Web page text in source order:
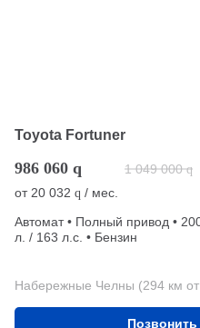
Toyota Fortuner
986 060 q 1 049 000 q
от 20 032 q / мес.
Автомат • Полный привод •
л. / 163 л.с. • Бензин
Набережные Челны (294 км